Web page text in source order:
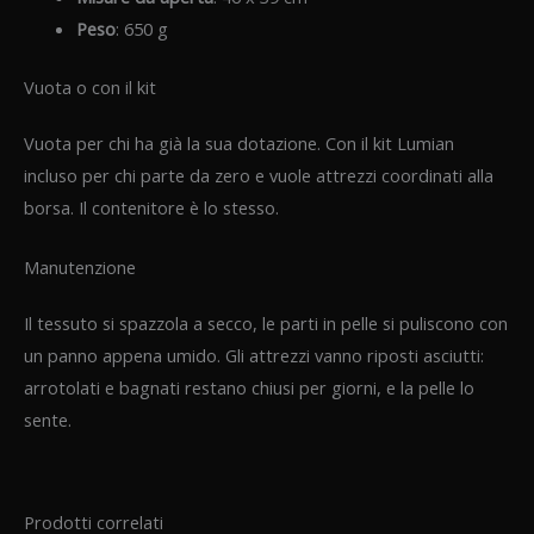
Peso: 650 g
Vuota o con il kit
Vuota per chi ha già la sua dotazione. Con il kit Lumian
incluso per chi parte da zero e vuole attrezzi coordinati alla
borsa. Il contenitore è lo stesso.
Manutenzione
Il tessuto si spazzola a secco, le parti in pelle si puliscono con
un panno appena umido. Gli attrezzi vanno riposti asciutti:
arrotolati e bagnati restano chiusi per giorni, e la pelle lo
sente.
Prodotti correlati